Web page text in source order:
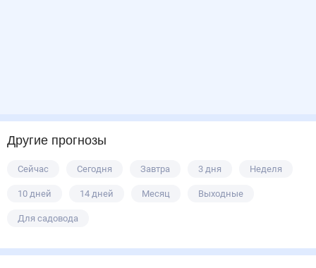
Другие прогнозы
Сейчас Сегодня Завтра 3 дня Неделя
10 дней 14 дней Месяц Выходные
Для садовода